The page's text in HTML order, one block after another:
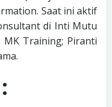
Saat ini aktif
di Inti Mutu
MK Training; Piranti